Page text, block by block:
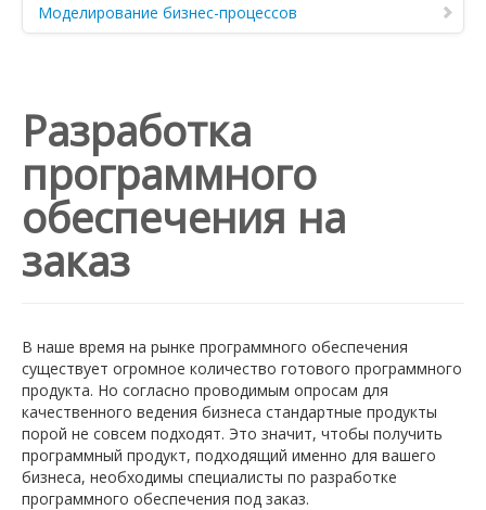
Моделирование бизнес-процессов
Разработка
программного
обеспечения на
заказ
В наше время на рынке программного обеспечения
существует огромное количество готового программного
продукта. Но согласно проводимым опросам для
качественного ведения бизнеса стандартные продукты
порой не совсем подходят. Это значит, чтобы получить
программный продукт, подходящий именно для вашего
бизнеса, необходимы специалисты по разработке
программного обеспечения под заказ.